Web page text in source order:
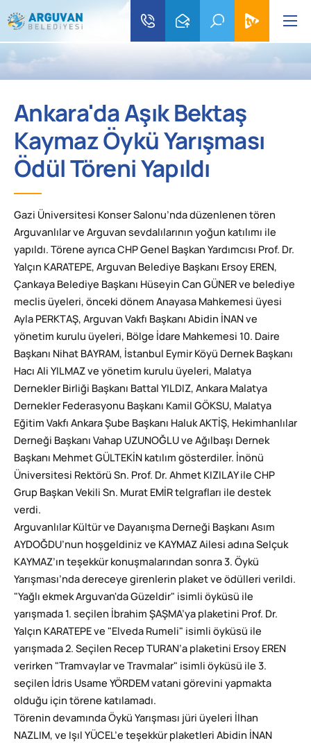
Ankara'da Aşık Bektaş
Kaymaz Öykü Yarışması
Ödül Töreni Yapıldı
Gazi Üniversitesi Konser Salonu’nda düzenlenen tören
Arguvanlılar ve Arguvan sevdalılarının yoğun katılımı ile
yapıldı. Törene ayrıca CHP Genel Başkan Yardımcısı Prof. Dr.
Yalçın KARATEPE, Arguvan Belediye Başkanı Ersoy EREN,
Çankaya Belediye Başkanı Hüseyin Can GÜNER ve belediye
meclis üyeleri, önceki dönem Anayasa Mahkemesi üyesi
Ayla PERKTAŞ, Arguvan Vakfı Başkanı Abidin İNAN ve
yönetim kurulu üyeleri, Bölge İdare Mahkemesi 10. Daire
Başkanı Nihat BAYRAM, İstanbul Eymir Köyü Dernek Başkanı
Hacı Ali YILMAZ ve yönetim kurulu üyeleri, Malatya
Dernekler Birliği Başkanı Battal YILDIZ, Ankara Malatya
Dernekler Federasyonu Başkanı Kamil GÖKSU, Malatya
Eğitim Vakfı Ankara Şube Başkanı Haluk AKTİŞ, Hekimhanlılar
Derneği Başkanı Vahap UZUNOĞLU ve Ağılbaşı Dernek
Başkanı Mehmet GÜLTEKİN katılım gösterdiler. İnönü
Üniversitesi Rektörü Sn. Prof. Dr. Ahmet KIZILAY ile CHP
Grup Başkan Vekili Sn. Murat EMİR telgrafları ile destek
verdi.
Arguvanlılar Kültür ve Dayanışma Derneği Başkanı Asım
AYDOĞDU’nun hoşgeldiniz ve KAYMAZ Ailesi adına Selçuk
KAYMAZ’ın teşekkür konuşmalarından sonra 3. Öykü
Yarışması’nda dereceye girenlerin plaket ve ödülleri verildi.
"Yağlı ekmek Arguvan'da Güzeldir" isimli öyküsü ile
yarışmada 1. seçilen İbrahim ŞAŞMA’ya plaketini Prof. Dr.
Yalçın KARATEPE ve "Elveda Rumeli" isimli öyküsü ile
yarışmada 2. Seçilen Recep TURAN’a plaketini Ersoy EREN
verirken "Tramvaylar ve Travmalar" isimli öyküsü ile 3.
seçilen İdris Usame YÖRDEM vatani görevini yapmakta
olduğu için törene katılamadı.
Törenin devamında Öykü Yarışması jüri üyeleri İlhan
NAZLIM, ve Işıl YÜCEL’e teşekkür plaketleri Abidin İNAN